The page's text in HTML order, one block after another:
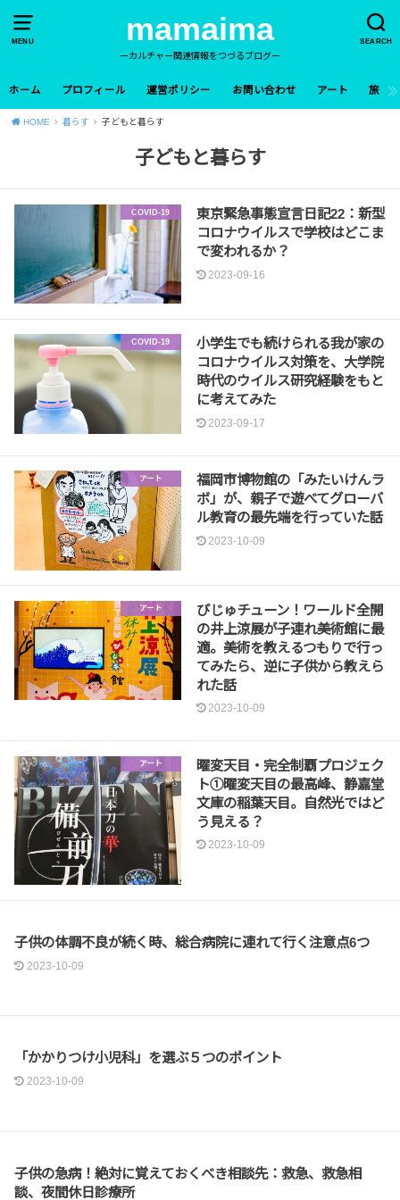
MENU SEARCH
mamaima
ーカルチャー関連情報をつづるブログー
ホーム プロフィール 運営ポリシー お問い合わせ アート 旅
HOME 暮らす 子どもと暮らす
子どもと暮らす
COVID-19
東京緊急事態宣言日記22：新型
コロナウイルスで学校はどこま
で変われるか？
2023-09-16
COVID-19
小学生でも続けられる我が家の
コロナウイルス対策を、大学院
時代のウイルス研究経験をもと
に考えてみた
2023-09-17
アート
福岡市博物館の「みたいけんラ
ボ」が、親子で遊べてグローバ
ル教育の最先端を行っていた話
2023-10-09
アート
びじゅチューン！ワールド全開
の井上涼展が子連れ美術館に最
適。美術を教えるつもりで行っ
てみたら、逆に子供から教えら
れた話
2023-10-09
アート
曜変天目・完全制覇プロジェク
ト①曜変天目の最高峰、静嘉堂
文庫の稲葉天目。自然光ではど
う見える？
2023-10-09
子供の体調不良が続く時、総合病院に連れて行く注意点6つ
2023-10-09
「かかりつけ小児科」を選ぶ５つのポイント
2023-10-09
子供の急病！絶対に覚えておくべき相談先：救急、救急相
談、夜間休日診療所